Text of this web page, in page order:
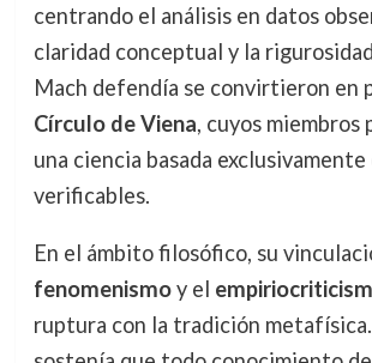
centrando el análisis en datos
claridad conceptual y la
Mach defendía se convirtieron en
Círculo de Viena, cuyos miembros
una ciencia basada exclusivamente
verificables.
En el ámbito filosófico, su
fenomenismoy el
ruptura con la tradición